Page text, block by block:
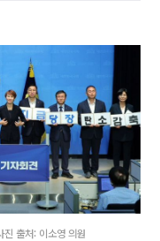
진 출처: 이소영 의원